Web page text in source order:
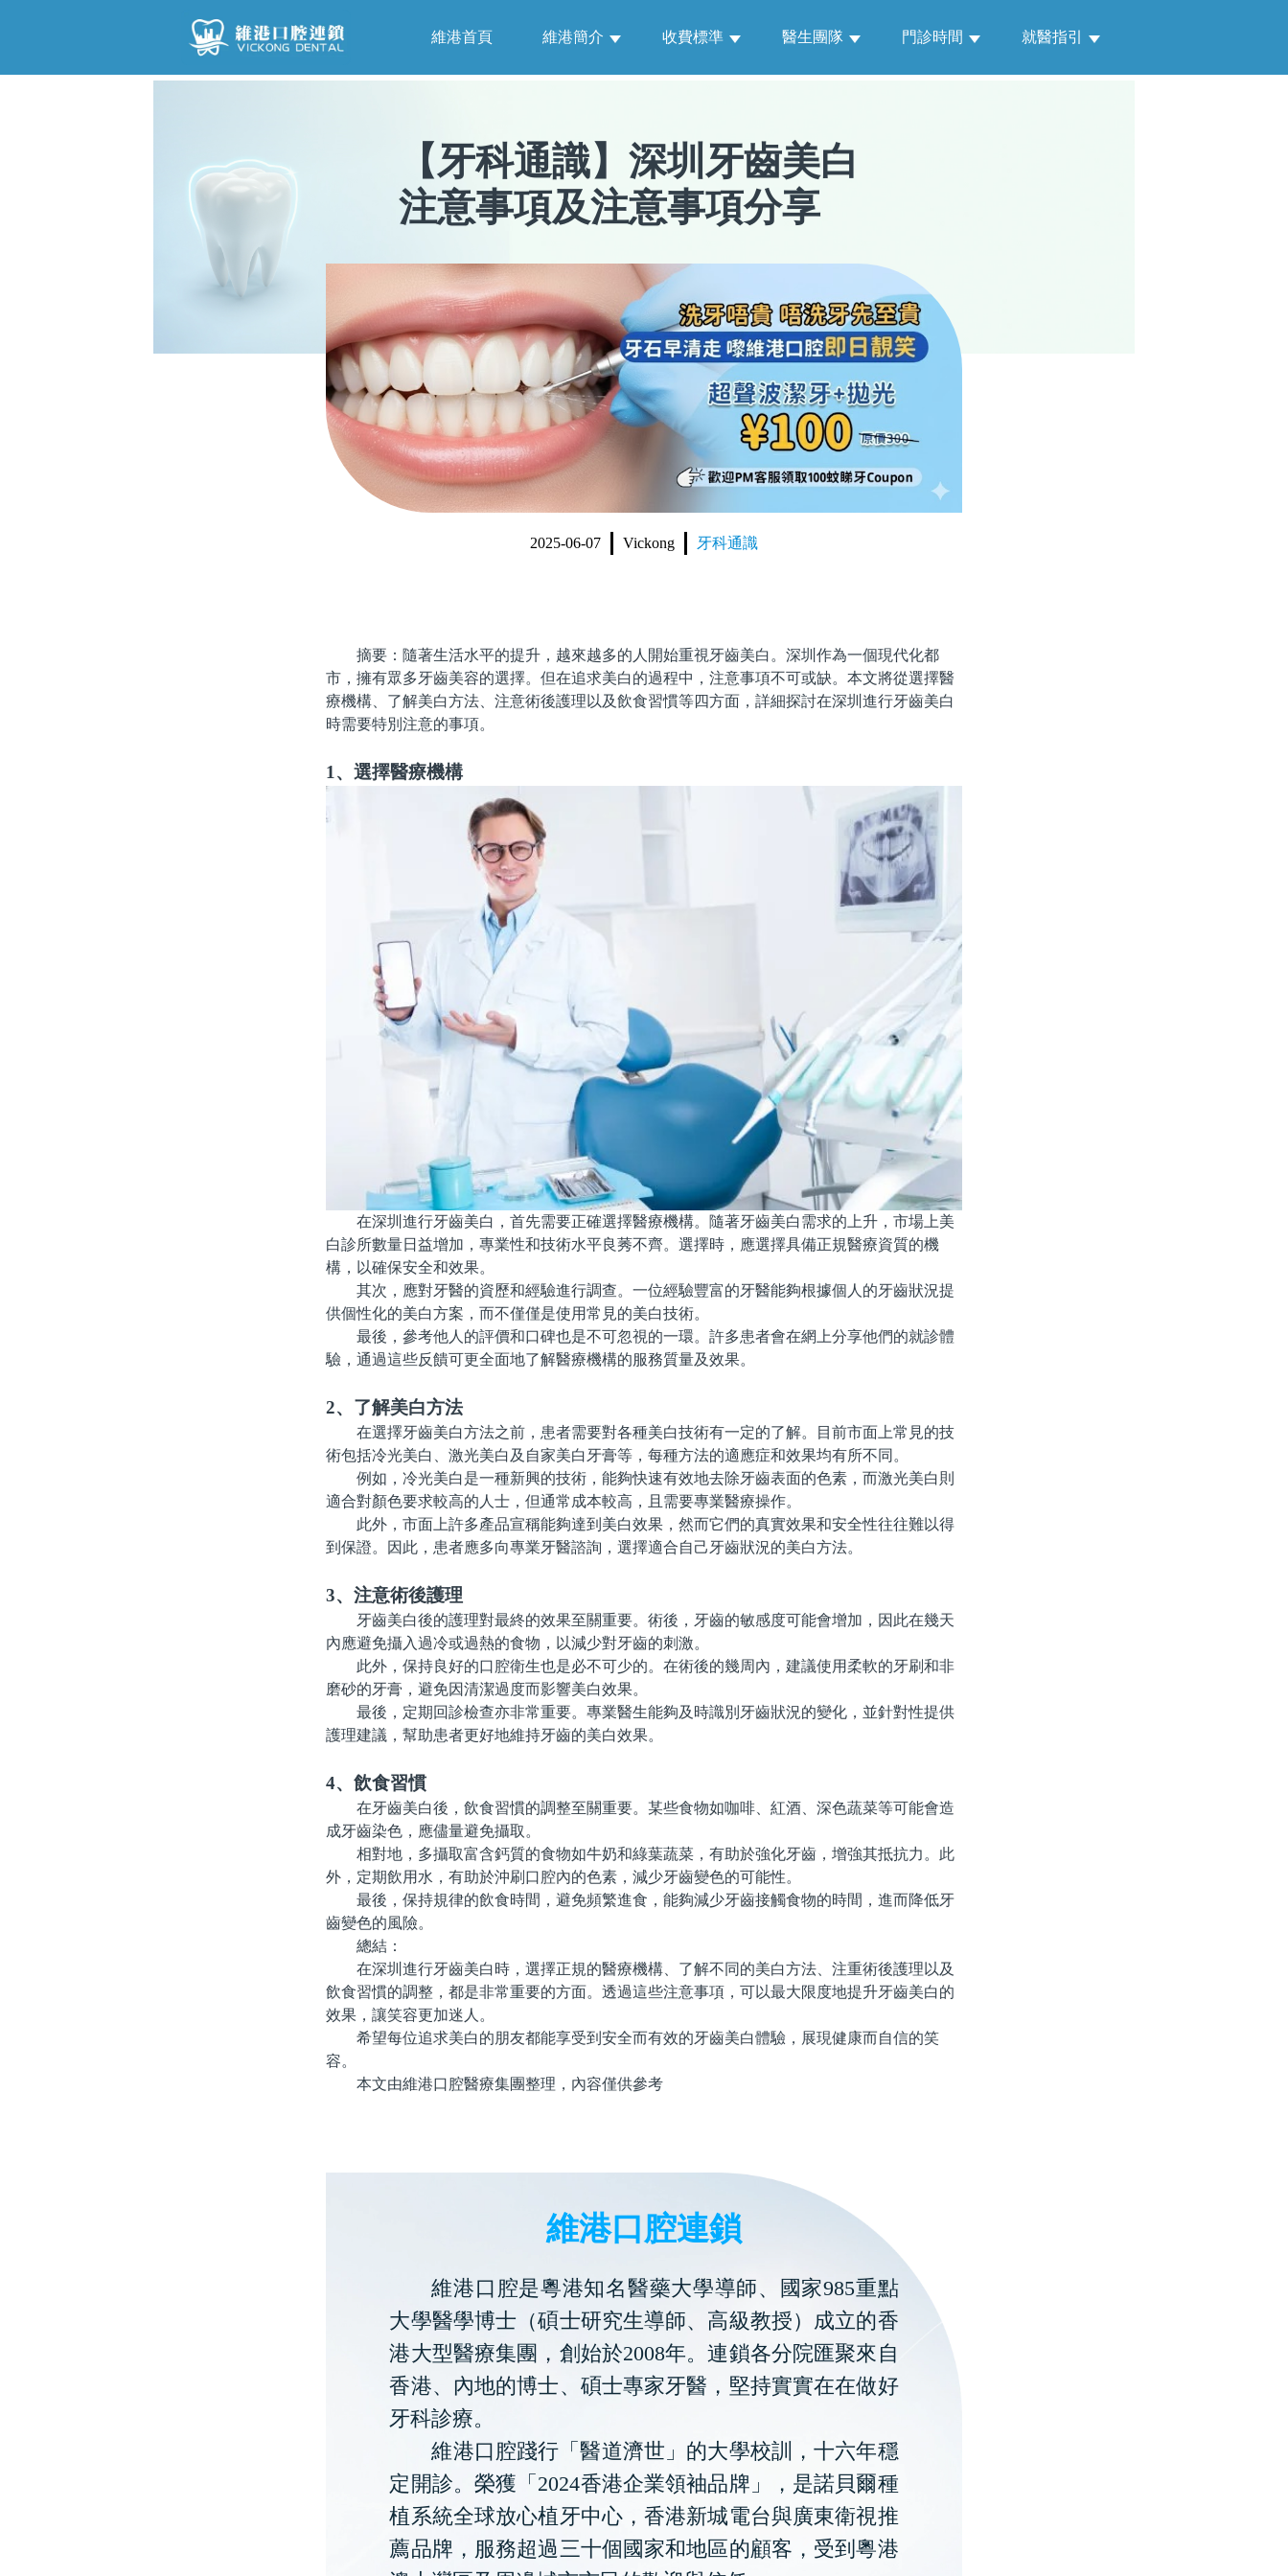
維港首頁 維港簡介 收費標準 醫生團隊 門診時間 就醫指引
【牙科通識】 深圳牙齒美白
注意事項及注意事項分享
2025-06-07 Vickong 牙科通識
摘要：隨著生活水平的提升，越來越多的人開始重視牙齒美白。深圳作為一個現代化都
市，擁有眾多牙齒美容的選擇。但在追求美白的過程中，注意事項不可或缺。本文將從選擇醫
療機構、了解美白方法、注意術後護理以及飲食習慣等四方面，詳細探討在深圳進行牙齒美白
時需要特別注意的事項。
1、選擇醫療機構
在深圳進行牙齒美白，首先需要正確選擇醫療機構。隨著牙齒美白需求的上升，市場上美
白診所數量日益增加，專業性和技術水平良莠不齊。選擇時，應選擇具備正規醫療資質的機
構，以確保安全和效果。
其次，應對牙醫的資歷和經驗進行調查。一位經驗豐富的牙醫能夠根據個人的牙齒狀況提
供個性化的美白方案，而不僅僅是使用常見的美白技術。
最後，參考他人的評價和口碑也是不可忽視的一環。許多患者會在網上分享他們的就診體
驗，通過這些反饋可更全面地了解醫療機構的服務質量及效果。
2、了解美白方法
在選擇牙齒美白方法之前，患者需要對各種美白技術有一定的了解。目前市面上常見的技
術包括冷光美白、激光美白及自家美白牙膏等，每種方法的適應症和效果均有所不同。
例如，冷光美白是一種新興的技術，能夠快速有效地去除牙齒表面的色素，而激光美白則
適合對顏色要求較高的人士，但通常成本較高，且需要專業醫療操作。
此外，市面上許多產品宣稱能夠達到美白效果，然而它們的真實效果和安全性往往難以得
到保證。因此，患者應多向專業牙醫諮詢，選擇適合自己牙齒狀況的美白方法。
3、注意術後護理
牙齒美白後的護理對最終的效果至關重要。術後，牙齒的敏感度可能會增加，因此在幾天
內應避免攝入過冷或過熱的食物，以減少對牙齒的刺激。
此外，保持良好的口腔衛生也是必不可少的。在術後的幾周內，建議使用柔軟的牙刷和非
磨砂的牙膏，避免因清潔過度而影響美白效果。
最後，定期回診檢查亦非常重要。專業醫生能夠及時識別牙齒狀況的變化，並針對性提供
護理建議，幫助患者更好地維持牙齒的美白效果。
4、飲食習慣
在牙齒美白後，飲食習慣的調整至關重要。某些食物如咖啡、紅酒、深色蔬菜等可能會造
成牙齒染色，應儘量避免攝取。
相對地，多攝取富含鈣質的食物如牛奶和綠葉蔬菜，有助於強化牙齒，增強其抵抗力。此
外，定期飲用水，有助於沖刷口腔內的色素，減少牙齒變色的可能性。
最後，保持規律的飲食時間，避免頻繁進食，能夠減少牙齒接觸食物的時間，進而降低牙
齒變色的風險。
總結：
在深圳進行牙齒美白時，選擇正規的醫療機構、了解不同的美白方法、注重術後護理以及
飲食習慣的調整，都是非常重要的方面。透過這些注意事項，可以最大限度地提升牙齒美白的
效果，讓笑容更加迷人。
希望每位追求美白的朋友都能享受到安全而有效的牙齒美白體驗，展現健康而自信的笑
容。
本文由維港口腔醫療集團整理，內容僅供參考
維港口腔連鎖
維港口腔是粵港知名醫藥大學導師、國家985重點
大學醫學博士（碩士研究生導師、高級教授）成立的香
港大型醫療集團，創始於2008年。連鎖各分院匯聚來自
香港、內地的博士、碩士專家牙醫，堅持實實在在做好
牙科診療。
維港口腔踐行「醫道濟世」的大學校訓，十六年穩
定開診。榮獲「2024香港企業領袖品牌」，是諾貝爾種
植系統全球放心植牙中心，香港新城電台與廣東衛視推
薦品牌，服務超過三十個國家和地區的顧客，受到粵港